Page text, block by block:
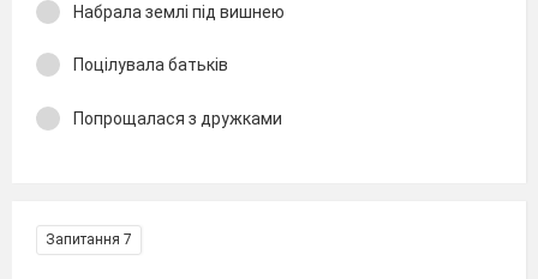
Набрала землі під вишнею
Поцілувала батьків
Попрощалася з дружками
Запитання 7